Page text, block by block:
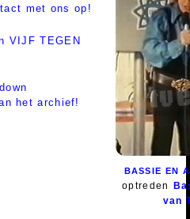
met ons op!
VIJF TEGEN
het archief!
BASSIE EN
optreden
van